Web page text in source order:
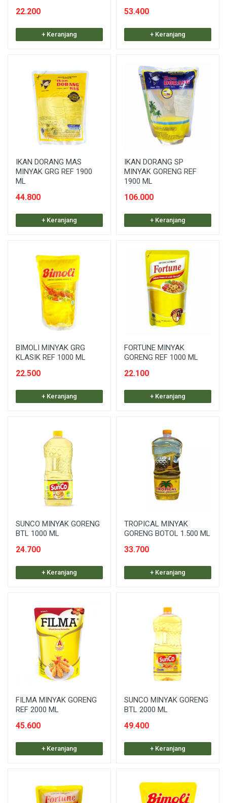
22.200
+ Keranjang
53.400
+ Keranjang
IKAN DORANG MAS
MINYAK GRG REF 1900
ML
44.800
+ Keranjang
IKAN DORANG SP
MINYAK GORENG REF
1900 ML
106.000
+ Keranjang
BIMOLI MINYAK GRG
KLASIK REF 1000 ML
22.500
+ Keranjang
FORTUNE MINYAK
GORENG REF 1000 ML
22.100
+ Keranjang
SUNCO MINYAK GORENG
BTL 1000 ML
24.700
+ Keranjang
TROPICAL MINYAK
GORENG BOTOL 1.500 ML
33.700
+ Keranjang
FILMA MINYAK GORENG
REF 2000 ML
45.600
+ Keranjang
SUNCO MINYAK GORENG
BTL 2000 ML
49.400
+ Keranjang